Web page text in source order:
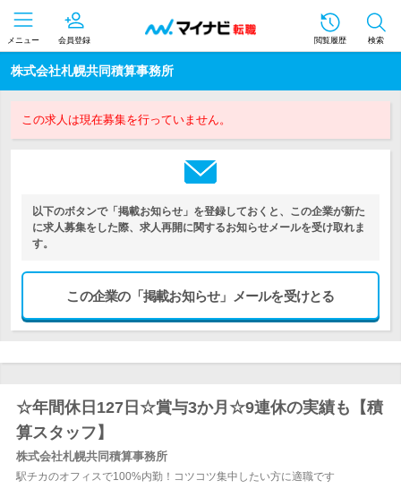
メニュー 会員登録 閲覧履歴 検索
株式会社札幌共同積算事務所
この求人は現在募集を行っていません。
以下のボタンで「掲載お知らせ」を登録しておくと、この企業が新た
に求人募集をした際、求人再開に関するお知らせメールを受け取れま
す。
この企業の「掲載お知らせ」メールを受けとる
☆年間休日127日☆賞与3か月☆9連休の実績も【積
算スタッフ】
株式会社札幌共同積算事務所
駅チカのオフィスで100%内勤！コツコツ集中したい方に適職です